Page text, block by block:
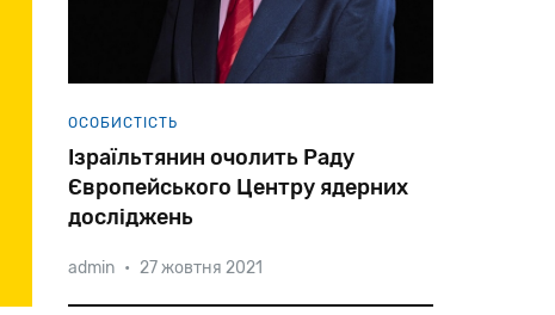
ОСОБИСТІСТЬ
Ізраїльтянин очолить Раду
Європейського Центру ядерних
досліджень
Професор фізики елементарних
частинок Єврейського університету в
admin • 27 жовтня 2021